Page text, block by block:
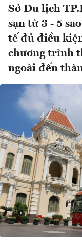
Sở Du lịch
sạn từ 3 - 5
tế đủ điều
chương trình
ngoài đến